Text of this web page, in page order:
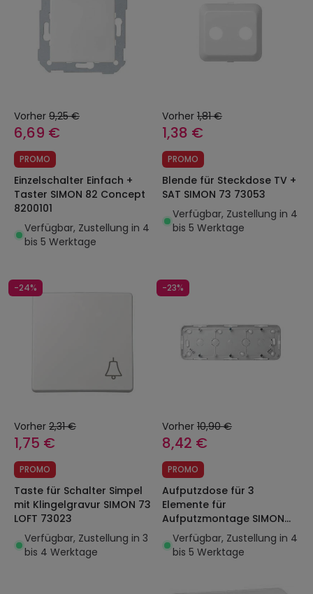
Vorher 9,25 €
6,69 €
PROMO
Einzelschalter Einfach +
Taster SIMON 82 Concept
8200101
Verfügbar, Zustellung in 4
bis 5 Werktage
Vorher 1,81 €
1,38 €
PROMO
Blende für Steckdose TV +
SAT SIMON 73 73053
Verfügbar, Zustellung in 4
bis 5 Werktage
-24%
Vorher 2,31 €
1,75 €
PROMO
Taste für Schalter Simpel
mit Klingelgravur SIMON 73
LOFT 73023
Verfügbar, Zustellung in 3
bis 4 Werktage
-23%
Vorher 10,90 €
8,42 €
PROMO
Aufputzdose für 3
Elemente für
Aufputzmontage SIMON
73 73770
Verfügbar, Zustellung in 4
bis 5 Werktage